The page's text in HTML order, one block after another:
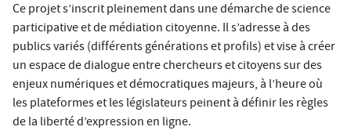
Ce projet s’inscrit pleinement dans une démarche de science
participative et de médiation citoyenne. Il s’adresse à des
publics variés (différents générations et profils) et vise à créer
un espace de dialogue entre chercheurs et citoyens sur des
enjeux numériques et démocratiques majeurs, à l’heure où
les plateformes et les législateurs peinent à définir les règles
de la liberté d’expression en ligne.